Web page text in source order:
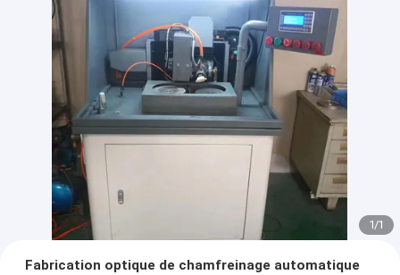
1/1
Fabrication optique de chamfreinage automatique